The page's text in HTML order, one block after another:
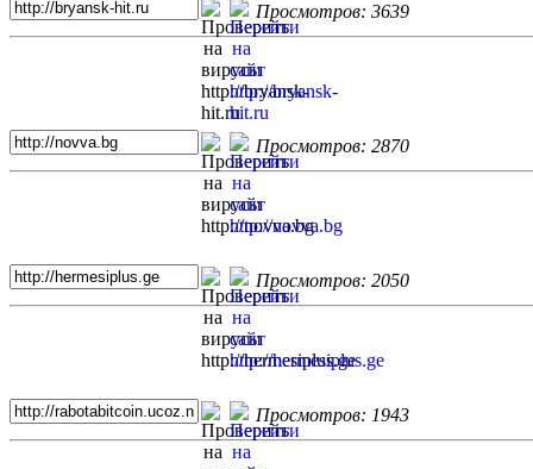
Просмотров: 3639
Просмотров: 2870
Просмотров: 2050
Просмотров: 1943